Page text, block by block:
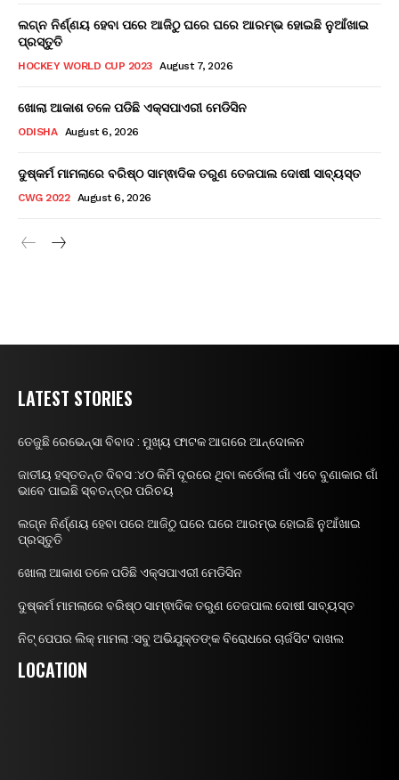
ଲଗ୍ନ ନିର୍ଣ୍ଣୟ ହେବା ପରେ ଆଜିଠୁ ଘରେ ଘରେ ଆରମ୍ଭ ହୋଇଛି ନୁଆଁଖାଇ
ପ୍ରସ୍ତୁତି
HOCKEY WORLD CUP 2023 August 7, 2026
ଖୋଲା ଆକାଶ ତଳେ ପଡିଛି ଏକ୍ସପାଏରୀ ମେଡିସିନ
ODISHA August 6, 2026
ଦୁଷ୍କର୍ମ ମାମଲାରେ ବରିଷ୍ଠ ସାମ୍ଵାଦିକ ତରୁଣ ତେଜପାଲ ଦୋଷୀ ସାବ୍ୟସ୍ତ
CWG 2022 August 6, 2026
LATEST STORIES
ତେଜୁଛି ରେଭେନ୍ସା ବିବାଦ : ମୁଖ୍ୟ ଫାଟକ ଆଗରେ ଆନ୍ଦୋଳନ
ଜାତୀୟ ହସ୍ତତନ୍ତ ଦିବସ :୪୦ କିମି ଦୂରରେ ଥିବା କର୍ଡୋଲା ଗାଁ ଏବେ ବୁଣାକାର ଗାଁ
ଭାବେ ପାଇଛି ସ୍ବତନ୍ତ୍ର ପରିଚୟ
ଲଗ୍ନ ନିର୍ଣ୍ଣୟ ହେବା ପରେ ଆଜିଠୁ ଘରେ ଘରେ ଆରମ୍ଭ ହୋଇଛି ନୁଆଁଖାଇ
ପ୍ରସ୍ତୁତି
ଖୋଲା ଆକାଶ ତଳେ ପଡିଛି ଏକ୍ସପାଏରୀ ମେଡିସିନ
ଦୁଷ୍କର୍ମ ମାମଲାରେ ବରିଷ୍ଠ ସାମ୍ଵାଦିକ ତରୁଣ ତେଜପାଲ ଦୋଷୀ ସାବ୍ୟସ୍ତ
ନିଟ୍ ପେପର ଲିକ୍ ମାମଲା :ସବୁ ଅଭିଯୁକ୍ତଙ୍କ ବିରୋଧରେ ଚାର୍ଜସିଟ ଦାଖଲ
LOCATION